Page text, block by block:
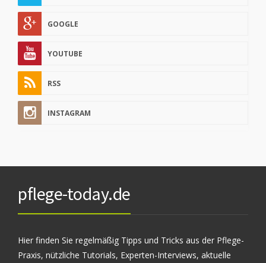
GOOGLE
YOUTUBE
RSS
INSTAGRAM
pflege-today.de
Hier finden Sie regelmäßig Tipps und Tricks aus der Pflege-
Praxis, nützliche Tutorials, Experten-Interviews, aktuelle